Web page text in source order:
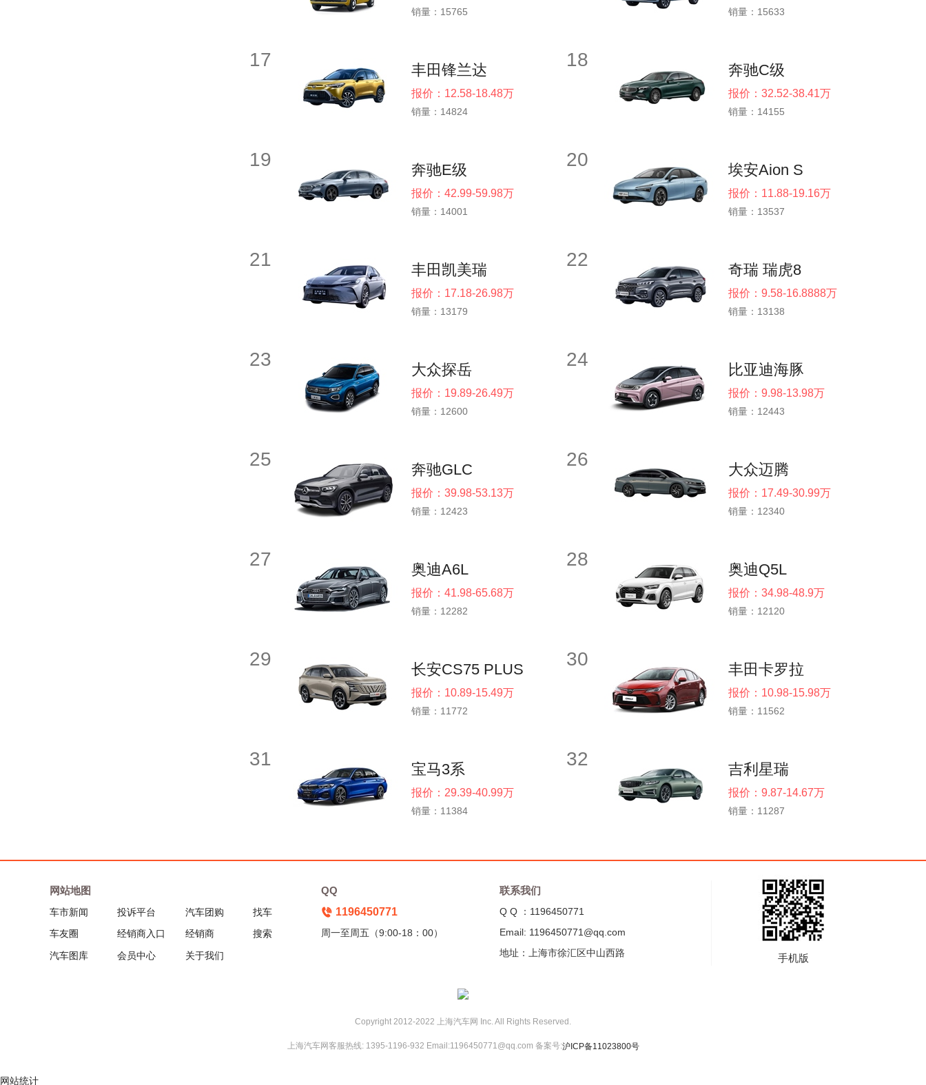
东风风行
道奇(进口)
销量：15765 销量：15633
17 丰田锋兰达
报价：12.58-18.48万
销量：14824
18 奔驰C级
报价：32.52-38.41万
销量：14155
19 奔驰E级
报价：42.99-59.98万
销量：14001
20 埃安Aion S
报价：11.88-19.16万
销量：13537
21 丰田凯美瑞
报价：17.18-26.98万
销量：13179
22 奇瑞 瑞虎8
报价：9.58-16.8888万
销量：13138
23 大众探岳
报价：19.89-26.49万
销量：12600
24 比亚迪海豚
报价：9.98-13.98万
销量：12443
25 奔驰GLC
报价：39.98-53.13万
销量：12423
26 大众迈腾
报价：17.49-30.99万
销量：12340
27 奥迪A6L
报价：41.98-65.68万
销量：12282
28 奥迪Q5L
报价：34.98-48.9万
销量：12120
29 长安CS75 PLUS
报价：10.89-15.49万
销量：11772
30 丰田卡罗拉
报价：10.98-15.98万
销量：11562
31 宝马3系
报价：29.39-40.99万
销量：11384
32 吉利星瑞
报价：9.87-14.67万
销量：11287
网站地图
车市新闻 投诉平台 汽车团购
找车
车友圈
经销商入口 经销商
搜索
汽车图库
会员中心 关于我们
QQ
1196450771
周一至周五（9:00-18：00）
联系我们
Q Q ：1196450771
Email: 1196450771@qq.com
地址：上海市徐汇区中山西路
手机版
Copyright 2012-2022 上海汽车网 Inc. All Rights Reserved.
上海汽车网客服热线: 1395-1196-932 Email:1196450771@qq.com 备案号:沪ICP备11023800号
网站统计